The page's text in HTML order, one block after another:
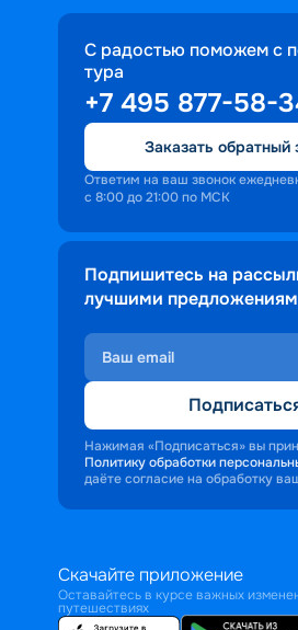
С радостью поможем с
тура
+7 495 877-58-
Заказать обратный
Ответим на ваш звонок
с 8:00 до 21:00 по МСК
Подпишитесь на
лучшими
Нажимая «Подписаться» вы
Политику обработки
даёте согласие на обработку
Скачайте приложение
Оставайтесь в курсе важных
путешествиях